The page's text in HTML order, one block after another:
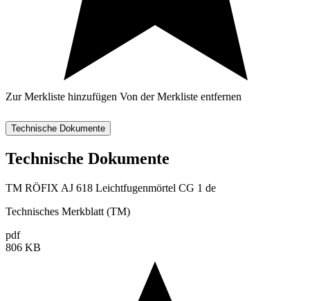
Zur Merkliste hinzufügen Von der Merkliste entfernen
Technische Dokumente
Technische Dokumente
TM RÖFIX AJ 618 Leichtfugenmörtel CG 1 de
Technisches Merkblatt (TM)
pdf
806 KB